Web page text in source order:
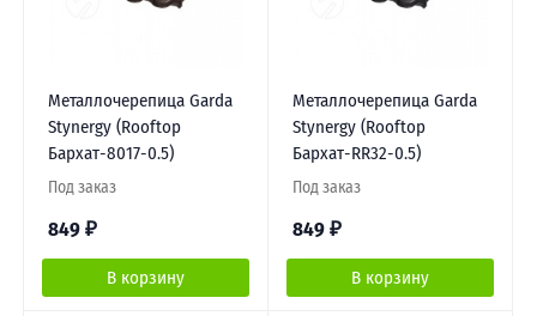
Металлочерепица Garda
Stynergy (Rooftop
Бархат-8017-0.5)
Под заказ
849 ₽
В корзину
Металлочерепица Garda
Stynergy (Rooftop
Бархат-RR32-0.5)
Под заказ
849 ₽
В корзину